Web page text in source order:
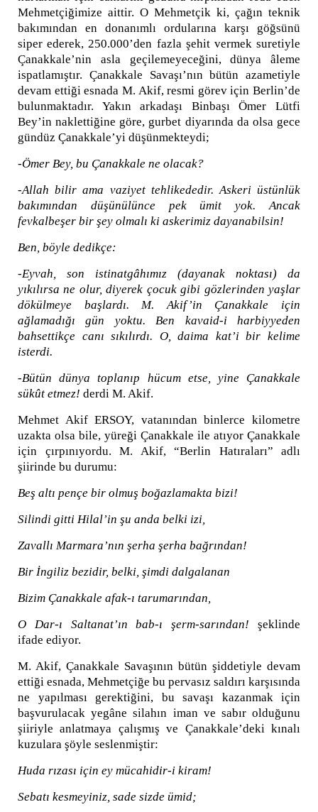
Mehmetçiğimize aittir. O Mehmetçik ki, çağın teknik
bakımından en donanımlı ordularına karşı göğsünü
siper ederek, 250.000’den fazla şehit vermek suretiyle
Çanakkale’nin asla geçilemeyeceğini, dünya âleme
ispatlamıştır. Çanakkale Savaşı’nın bütün azametiyle
devam ettiği esnada M. Akif, resmi görev için Berlin’de
bulunmaktadır. Yakın arkadaşı Binbaşı Ömer Lütfi
Bey’in naklettiğine göre, gurbet diyarında da olsa gece
gündüz Çanakkale’yi düşünmekteydi;
-Ömer Bey, bu Çanakkale ne olacak?
-Allah bilir ama vaziyet tehlikededir. Askeri üstünlük
bakımından düşünülünce pek ümit yok. Ancak
fevkalbeşer bir şey olmalı ki askerimiz dayanabilsin!
Ben, böyle dedikçe:
-Eyvah, son istinatgâhımız (dayanak noktası) da
yıkılırsa ne olur, diyerek çocuk gibi gözlerinden yaşlar
dökülmeye başlardı. M. Akif’in Çanakkale için
ağlamadığı gün yoktu. Ben kavaid-i harbiyyeden
bahsettikçe canı sıkılırdı. O, daima kat’i bir kelime
isterdi.
-Bütün dünya toplanıp hücum etse, yine Çanakkale
sükût etmez! derdi M. Akif.
Mehmet Akif ERSOY, vatanından binlerce kilometre
uzakta olsa bile, yüreği Çanakkale ile atıyor Çanakkale
için çırpınıyordu. M. Akif, “Berlin Hatıraları” adlı
şiirinde bu durumu:
Beş altı pençe bir olmuş boğazlamakta bizi!
Silindi gitti Hilal’in şu anda belki izi,
Zavallı Marmara’nın şerha şerha bağrından!
Bir İngiliz bezidir, belki, şimdi dalgalanan
Bizim Çanakkale afak-ı tarumarından,
O Dar-ı Saltanat’ın bab-ı şerm-sarından!şeklinde
ifade ediyor.
M. Akif, Çanakkale Savaşının bütün şiddetiyle devam
ettiği esnada, Mehmetçiğe bu pervasız saldırı karşısında
ne yapılması gerektiğini, bu savaşı kazanmak için
başvurulacak yegâne silahın iman ve sabır olduğunu
şiiriyle anlatmaya çalışmış ve Çanakkale’deki kınalı
kuzulara şöyle seslenmiştir:
Huda rızası için ey mücahidir-i kiram!
Sebatı kesmeyiniz, sade sizde ümid;